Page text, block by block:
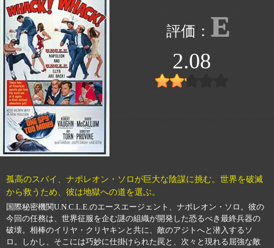
E
2.08
孤高のスパイ、ナポレオン・ソロが巨大な陰謀に挑む。世界を破滅
から救うため、彼は地獄への道を選ぶ。
国際秘密機関U.N.C.L.E.のエースエージェント、ナポレオン・ソロ。彼の
今回の任務は、世界征服を企む謎の組織が開発した恐るべき最終兵器の
破壊。相棒のイリヤ・クリヤキンと共に、敵のアジトへと潜入するソ
ロ。しかし、そこには巧妙に仕掛けられた罠と、次々と現れる屈強な敵